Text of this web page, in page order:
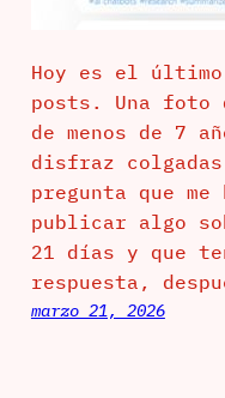
Hoy es el
posts. Una foto
de menos de 7
disfraz
pregunta que
publicar algo
21 días y que
respuesta,
marzo 21, 2026